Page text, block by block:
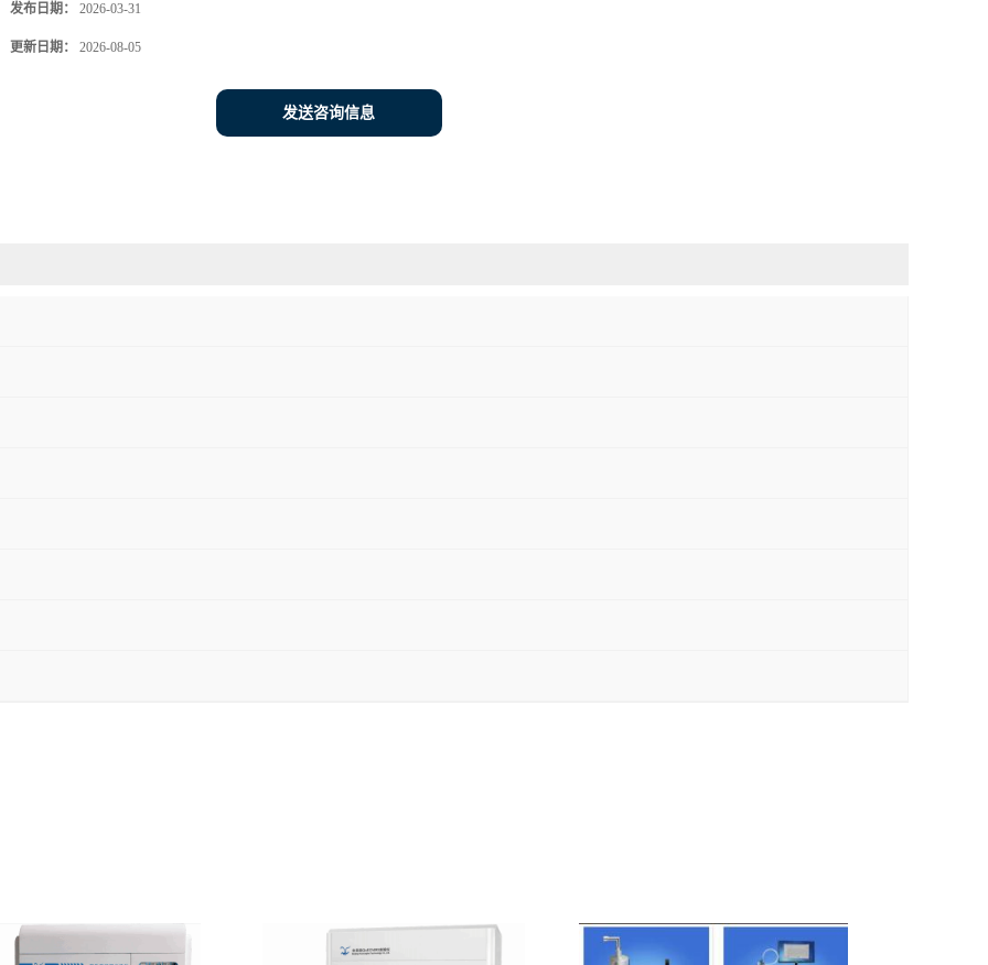
发布日期： 2026-03-31
更新日期： 2026-08-05
发送咨询信息